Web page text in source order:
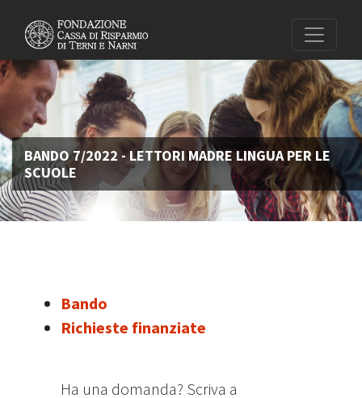
BANDO 7/2022 - LETTORI MADRE LINGUA PER LE
SCUOLE
Bando
Richieste finanziate
Ha una domanda? Scriva a